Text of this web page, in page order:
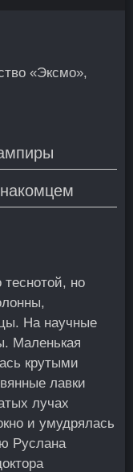
«Эксмо»,
но
На научные
Маленькая
крутыми
лавки
лучах
и умудрялась
Руслана